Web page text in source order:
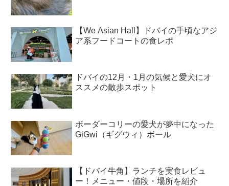
【We Asian Hall】ドバイの手頃なアジ
ア系フードコートの食レポ
ドバイの12月・1月の気候と愛犬にオ
ススメの散歩スポット
ボーダーコリーの愛犬が夢中になった
GiGwi（ギグウィ）ボール
【ドバイ牛角】ランチを実食レビュ
ー！メニュー・値段・場所を紹介